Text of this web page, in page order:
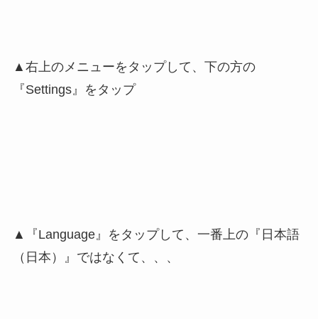
▲右上のメニューをタップして、下の方の
『Settings』をタップ
▲『Language』をタップして、一番上の『日本語
（日本）』ではなくて、、、